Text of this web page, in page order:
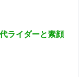
ライダーと素顔